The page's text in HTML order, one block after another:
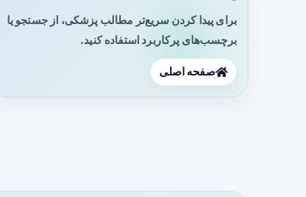
برای پیدا کردن سریع‌تر مطالب پزشکی، از جستجو یا
برچسب‌های پرکاربرد استفاده کنید.
صفحه اصلی